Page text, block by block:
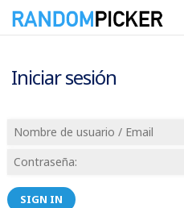
Iniciar sesión
SIGN IN